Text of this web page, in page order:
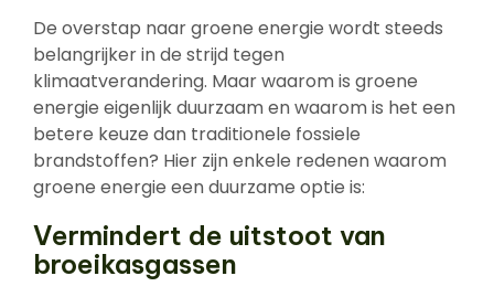
De overstap naar groene energie wordt steeds
belangrijker in de strijd tegen
klimaatverandering. Maar waarom is groene
energie eigenlijk duurzaam en waarom is het een
betere keuze dan traditionele fossiele
brandstoffen? Hier zijn enkele redenen waarom
groene energie een duurzame optie is:
Vermindert de uitstoot van
broeikasgassen